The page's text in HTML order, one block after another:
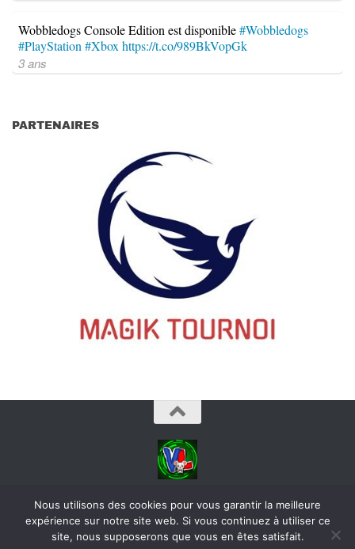
Wobbledogs Console Edition est disponible#Wobbledogs
#PlayStation #Xbox https://t.co/989BkVopGk
3 ans
PARTENAIRES
videoludos © 2026. Tous droits réservés.
Nous utilisons des cookies pour vous garantir la meilleure
expérience sur notre site web. Si vous continuez à utiliser ce
site, nous supposerons que vous en êtes satisfait.